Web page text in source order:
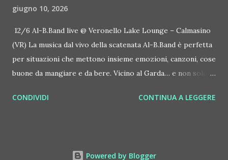
connessione universale: un invito a riscoprire la nostra
natura di starseed, figli delle stelle, capaci di portare luce,
creatività ed empatia nel mondo. Con "STARS" Giulia Regain
porta avanti la sua visione musicale che fonde dance
internazionale, a...
giugno 10, 2026
12/6 Al-B.Band live @ Veronello Lake Lounge – Calmasino
(VR) La musica dal vivo della scatenata Al-B.Band è perfetta
per situazioni che mettono insieme emozioni, canzoni, cose
buone da mangiare e da bere. Vicino al Garda… e non solo. Il
Calmasino (VR, Via Veronello 7), al fresco. Si ascolta anche la
CONDIVIDI CONTINUA A LEGGERE
Powered by Blogger